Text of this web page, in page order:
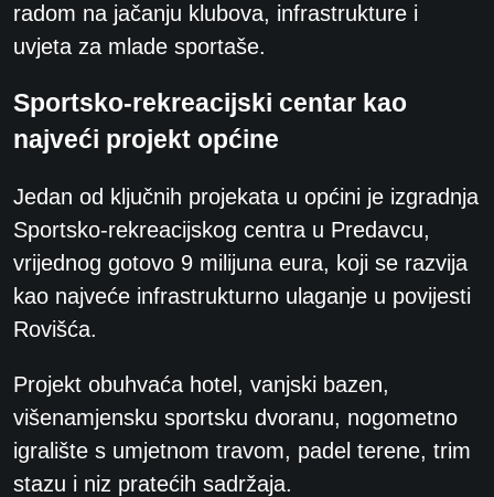
radom na jačanju klubova, infrastrukture i
uvjeta za mlade sportaše.
Sportsko-rekreacijski centar kao
najveći projekt općine
Jedan od ključnih projekata u općini je izgradnja
Sportsko-rekreacijskog centra u Predavcu,
vrijednog gotovo 9 milijuna eura, koji se razvija
kao najveće infrastrukturno ulaganje u povijesti
Rovišća.
Projekt obuhvaća hotel, vanjski bazen,
višenamjensku sportsku dvoranu, nogometno
igralište s umjetnom travom, padel terene, trim
stazu i niz pratećih sadržaja.